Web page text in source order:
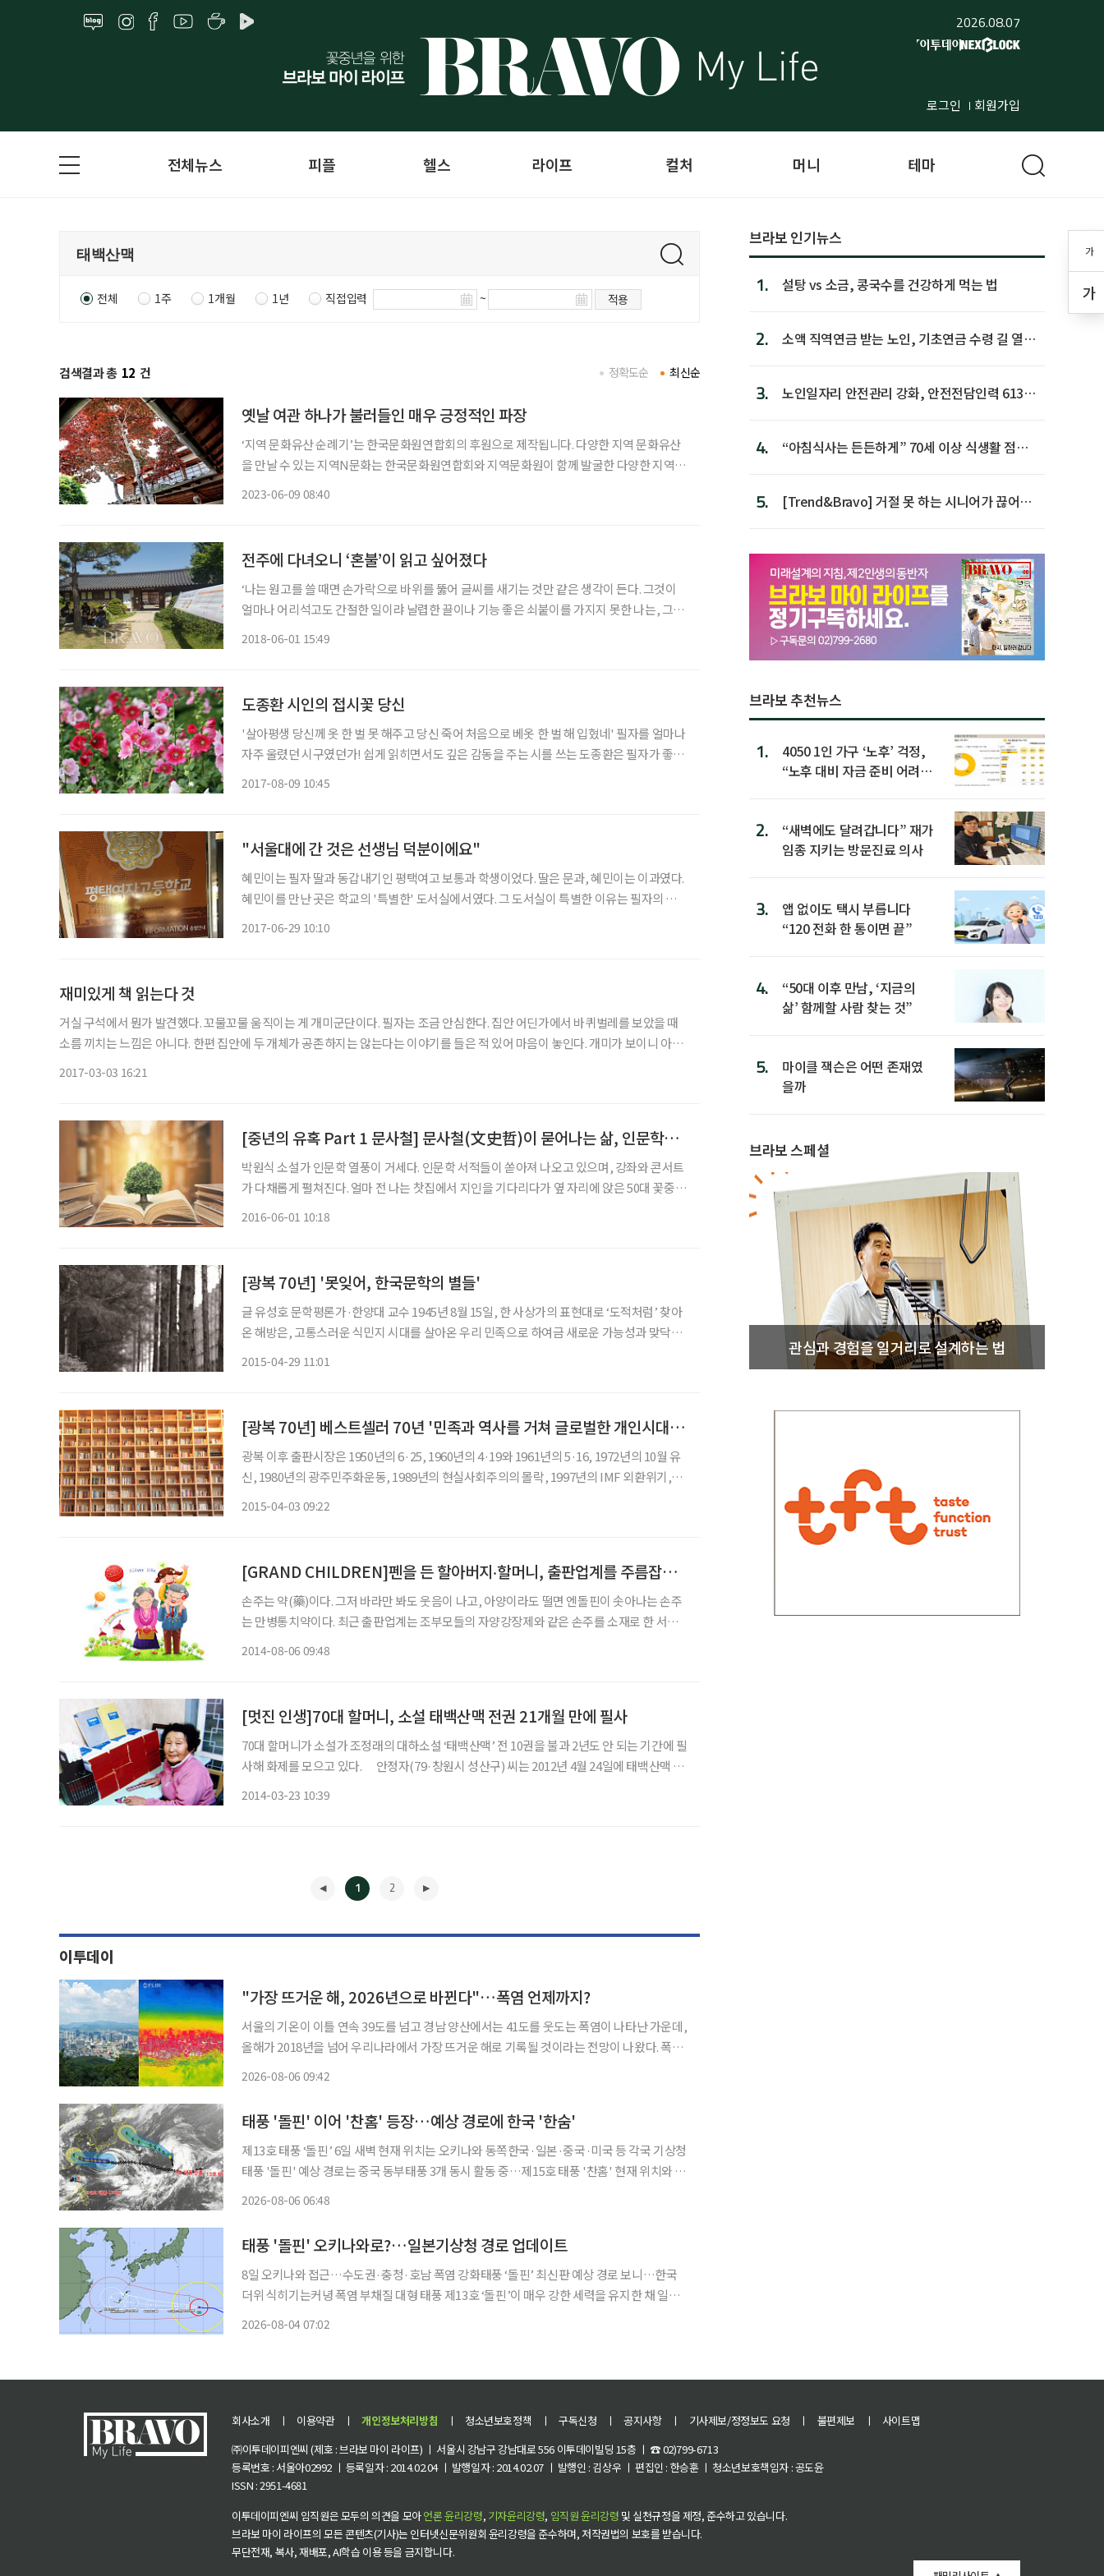
2026.08.07
로그인 회원가입
가
가
전체뉴스 피플 헬스 라이프 컬처 머니 테마
전체 1주 1개월 1년 직접입력 ~ 적용
검색결과 총 12 건 최신순
정확도순
옛날 여관 하나가 불러들인 매우 긍정적인 파장
‘지역 문화유산 순례기’는 한국문화원연합회의 후원으로 제작됩니다. 다양한 지역 문화유산
을 만날 수 있는 지역N문화는 한국문화원연합회와 지역문화원이 함께 발굴한 다양한 지역
2023-06-09 08:40
전주에 다녀오니 ‘혼불’이 읽고 싶어졌다
‘나는 원고를 쓸 때면 손가락으로 바위를 뚫어 글씨를 새기는 것만 같은 생각이 든다. 그것이
얼마나 어리석고도 간절한 일이랴 날렵한 끌이나 기능 좋은 쇠붙이를 가지지 못한 나는, 그저
2018-06-01 15:49
도종환 시인의 접시꽃 당신
'살아평생 당신께 옷 한 벌 못 해주고 당신 죽어 처음으로 베옷 한 벌 해 입혔네' 필자를 얼마나
자주 울렸던 시구였던가! 쉽게 읽히면서도 깊은 감동을 주는 시를 쓰는 도종환은 필자가 좋아
2017-08-09 10:45
"서울대에 간 것은 선생님 덕분이에요"
혜민이는 필자 딸과 동갑내기인 평택여고 보통과 학생이었다. 딸은 문과, 혜민이는 이과였다.
혜민이를 만난 곳은 학교의 '특별한' 도서실에서였다. 그 도서실이 특별한 이유는 필자의 건
2017-06-29 10:10
재미있게 책 읽는다 것
거실 구석에서 뭔가 발견했다. 꼬물꼬물 움직이는 게 개미군단이다. 필자는 조금 안심한다. 집안 어딘가에서 바퀴벌레를 보았을 때
소름 끼치는 느낌은 아니다. 한편 집안에 두 개체가 공존하지는 않는다는 이야기를 들은 적 있어 마음이 놓인다. 개미가 보이니 아마
2017-03-03 16:21
[중년의 유혹 Part 1 문사철] 문사철(文史哲)이 묻어나는 삶, 인문학과 교제하다 성찰에 빠지다
박원식 소설가 인문학 열풍이 거세다. 인문학 서적들이 쏟아져 나오고 있으며, 강좌와 콘서트
가 다채롭게 펼쳐진다. 얼마 전 나는 찻집에서 지인을 기다리다가 옆 자리에 앉은 50대 꽃중년
2016-06-01 10:18
[광복 70년] '못잊어, 한국문학의 별들'
글 유성호 문학평론가·한양대 교수 1945년 8월 15일, 한 사상가의 표현대로 ‘도적처럼’ 찾아
온 해방은, 고통스러운 식민지 시대를 살아온 우리 민족으로 하여금 새로운 가능성과 맞닥뜨
2015-04-29 11:01
[광복 70년] 베스트셀러 70년 '민족과 역사를 거쳐 글로벌한 개인시대로'
광복 이후 출판시장은 1950년의 6·25, 1960년의 4·19와 1961년의 5·16, 1972년의 10월 유
신, 1980년의 광주민주화운동, 1989년의 현실사회주의의 몰락, 1997년의 IMF 외환위기,
2015-04-03 09:22
[GRAND CHILDREN]펜을 든 할아버지‧할머니, 출판업계를 주름잡는 손주 파워
손주는 약(藥)이다. 그저 바라만 봐도 웃음이 나고, 아양이라도 떨면 엔돌핀이 솟아나는 손주
는 만병통치약이다. 최근 출판업계는 조부모들의 자양강장제와 같은 손주를 소재로 한 서적
2014-08-06 09:48
[멋진 인생]70대 할머니, 소설 태백산맥 전권 21개월 만에 필사
70대 할머니가 소설가 조정래의 대하소설 ‘태백산맥’ 전 10권을 불과 2년도 안 되는 기간에 필
사해 화제를 모으고 있다. 안정자(79·창원시 성산구) 씨는 2012년 4월 24일에 태백산맥 필
2014-03-23 10:39
1 2
이투데이
"가장 뜨거운 해, 2026년으로 바뀐다"…폭염 언제까지?
서울의 기온이 이틀 연속 39도를 넘고 경남 양산에서는 41도를 웃도는 폭염이 나타난 가운데,
올해가 2018년을 넘어 우리나라에서 가장 뜨거운 해로 기록될 것이라는 전망이 나왔다. 폭염
2026-08-06 09:42
태풍 '돌핀' 이어 '찬홈' 등장…예상 경로에 한국 '한숨'
제13호 태풍 ‘돌핀’ 6일 새벽 현재 위치는 오키나와 동쪽한국·일본·중국·미국 등 각국 기상청
태풍 '돌핀' 예상 경로는 중국 동부태풍 3개 동시 활동 중…제15호 태풍 '찬홈' 현재 위치와 예
2026-08-06 06:48
태풍 '돌핀' 오키나와로?…일본기상청 경로 업데이트
8일 오키나와 접근…수도권·충청·호남 폭염 강화태풍 ‘돌핀’ 최신판 예상 경로 보니…한국
더위 식히기는커녕 폭염 부채질 대형 태풍 제13호 ‘돌핀’이 매우 강한 세력을 유지한 채 일본
2026-08-04 07:02
브라보 인기뉴스
1. 설탕 vs 소금, 콩국수를 건강하게 먹는 법
2.
소액 직역연금 받는 노인, 기초연금 수령 길 열린
3.
노인일자리 안전관리 강화, 안전전담인력 613명
4.
“아침식사는 든든하게” 70세 이상 식생활 점수
5.
[Trend&Bravo] 거절 못 하는 시니어가 끊어야
브라보 추천뉴스
1.
4050 1인 가구 ‘노후’ 걱정,
“노후 대비 자금 준비 어려
2.
“새벽에도 달려갑니다” 재가
임종 지키는 방문진료 의사
3.
앱 없이도 택시 부릅니다
“120 전화 한 통이면 끝”
4.
“50대 이후 만남, ‘지금의
삶’ 함께할 사람 찾는 것”
5.
마이클 잭슨은 어떤 존재였
을까
브라보 스페셜
관심과 경험을 일거리로 설계하는 법
회사소개 ㅣ 이용약관 ㅣ 개인정보처리방침 ㅣ 청소년보호정책 ㅣ 구독신청 ㅣ 공지사항 ㅣ 기사제보/정정보도 요청 ㅣ 불편제보 ㅣ
사이트맵
㈜이투데이피엔씨 (제호 : 브라보 마이 라이프) ㅣ 서울시 강남구 강남대로 556 이투데이빌딩 15층 ㅣ ☎ 02)799-6713
등록번호 : 서울아02992 ㅣ 등록일자 : 2014.02.04 ㅣ 발행일자 : 2014.02.07 ㅣ 발행인 : 김상우 ㅣ 편집인 : 한승훈 ㅣ 청소년보호책임자 : 공도윤
ISSN : 2951-4681
이투데이피엔씨 임직원은 모두의 의견을 모아언론 윤리강령, 기자윤리강령, 임직원 윤리강령 및 실천규정을 제정, 준수하고 있습니다.
브라보 마이 라이프의 모든 콘텐츠(기사)는 인터넷신문위원회 윤리강령을 준수하며, 저작권법의 보호를 받습니다.
무단전재, 복사, 재배포, AI학습 이용 등을 금지합니다.